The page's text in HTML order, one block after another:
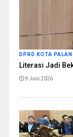
DPRD KOTA
Literasi Jadi
9 Juni 2026